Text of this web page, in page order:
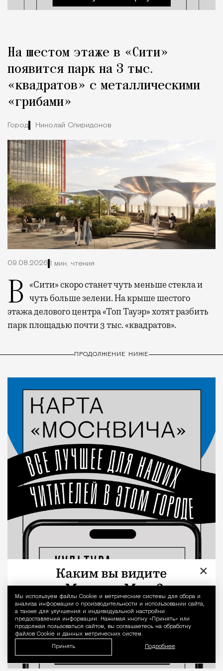
Уведомление
Мы используем файлы Сookie и метрические системы для сбора и
анализа информации о производительности и использовании сайта,
а также для улучшения и индивидуальной настройки
предоставления информации. Нажимая кнопку «Принять» или
продолжая пользоваться сайтом, вы соглашаетесь на обработку
файлов Cookie и данных метрических систем.
Принять Подробнее
На шестом этаже в «Сити»
появится парк на 3 тыс.
«квадратов» с металлическими
«грибами»
Город Николай Спиридонов
09.08.2026 1 мин. чтения
В «Сити» скоро станет чуть меньше стекла и чуть больше зелени. На крыше шестого
этажа делового центра «Топ Тауэр» хотят разбить
парк площадью почти 3 тыс. «квадратов».
ПРОДОЛЖЕНИЕ НИЖЕ
×